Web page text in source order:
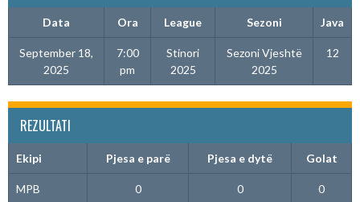
Data Ora League Sezoni Java
September 18,
2025
7:00
pm
Stinori
2025
Sezoni Vjeshtë
2025
12
REZULTATI
Ekipi Pjesa e parë Pjesa e dytë Golat
MPB 0 0 0